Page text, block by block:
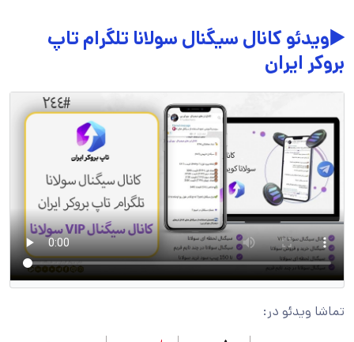
▶️ویدئو کانال سیگنال سولانا تلگرام تاپ
بروکر ایران
تماشا ویدئو در: